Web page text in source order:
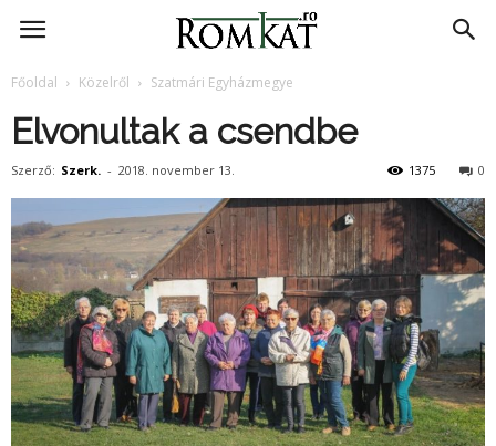
RomKat.ro
Főoldal Közelről Szatmári Egyházmegye
Elvonultak a csendbe
Szerző: Szerk. - 2018. november 13. 0
1375